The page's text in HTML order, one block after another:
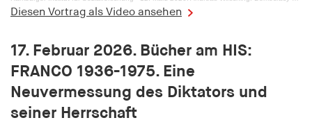
Diesen Vortrag als Video ansehen
17. Februar 2026. Bücher am HIS:
FRANCO 1936-1975. Eine
Neuvermessung des Diktators und
seiner Herrschaft
1 year
pid
Provider:
smartadserver.com
Purpose: